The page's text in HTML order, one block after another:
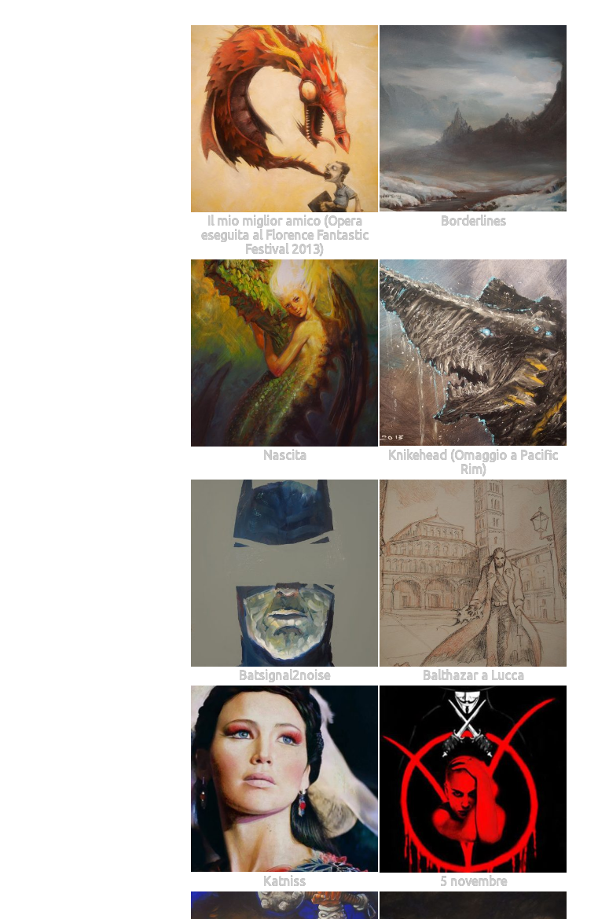
Il mio miglior amico (Opera
eseguita al Florence Fantastic
Festival 2013)
Borderlines
Nascita
Knikehead (Omaggio a Pacific
Rim)
Batsignal2noise Balthazar a Lucca
Katniss 5 novembre